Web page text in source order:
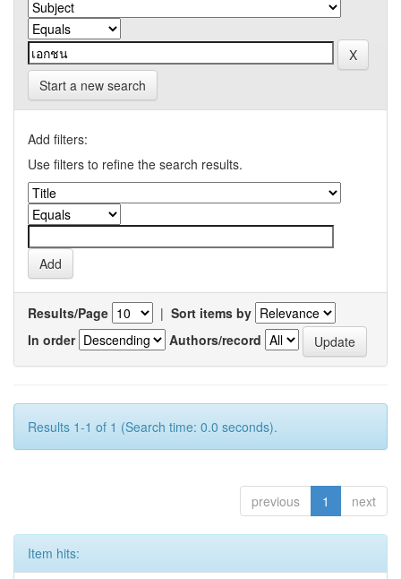
Start a new search
Add filters:
Use filters to refine the search results.
Results/Page | Sort items by
In order
Authors/record
Results 1-1 of 1 (Search time: 0.0 seconds).
previous 1 next
Item hits: